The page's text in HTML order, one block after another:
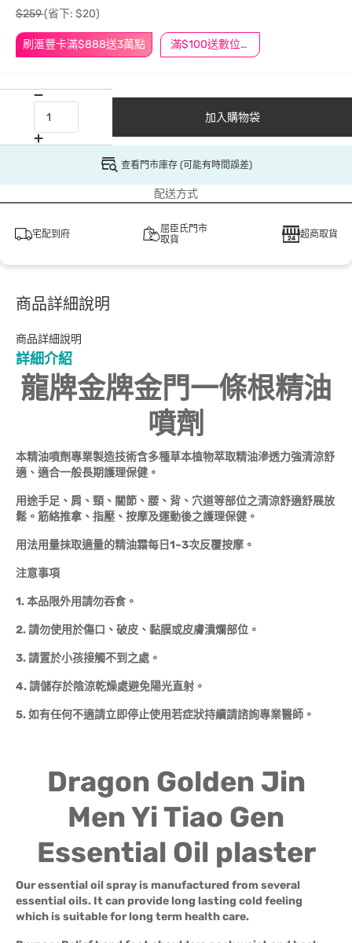
刷滙豐卡滿$888送3萬點 滿$100送數位印花
$259(省下: $20)
加入購物袋
查看門市庫存 (可能有時間誤差)
配送方式
宅配到府
屈臣氏門市
取貨
超商取貨
商品詳細說明
商品詳細說明
詳細介紹
龍牌金牌金門一條根精油
噴劑
本精油噴劑專業製造技術含多種草本植物萃取精油滲透力強清涼舒
適、適合一般長期護理保健。
用途手足、肩、頸、關節、腰、背、穴道等部位之清涼舒適舒展放
鬆。筋絡推拿、指壓、按摩及運動後之護理保健。
用法用量抹取適量的精油霜每日1~3次反覆按摩。
注意事項
1.本品限外用請勿吞食。
2.請勿使用於傷口、破皮、黏膜或皮膚潰爛部位。
3.請置於小孩接觸不到之處。
4.請儲存於陰涼乾燥處避免陽光直射。
5.如有任何不適請立即停止使用若症狀持續請諮詢專業醫師。
Dragon Golden Jin
Men Yi Tiao Gen
Essential Oil plaster
Our essential oil spray is manufactured from several
essential oils. It can provide long lasting cold feeling
which is suitable for long term health care.